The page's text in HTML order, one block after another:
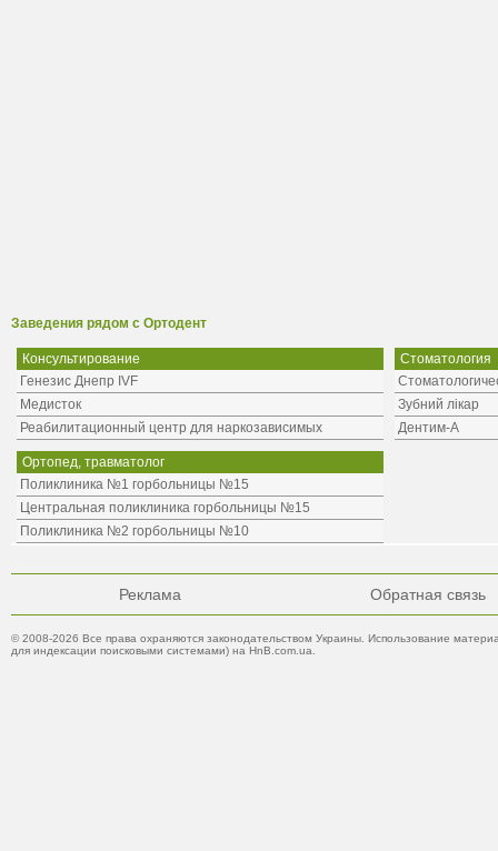
Заведения рядом с Ортодент
Консультирование
Генезис Днепр IVF
Медисток
Реабилитационный центр для наркозависимых
Стоматология
Зубний лікар
Дентим-А
Ортопед, травматолог
Поликлиника №1 горбольницы №15
Центральная поликлиника горбольницы №15
Поликлиника №2 горбольницы №10
Реклама Обратная связь
© 2008-2026 Все права охраняются законодательством Украины. Использование
для индексации поисковыми системами) на HnB.com.ua.